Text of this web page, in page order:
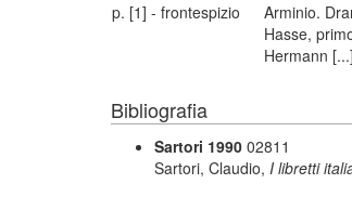
p. [1] - frontespizio
Arminio.
Hasse,
Hermann
Bibliografia
Sartori 1990 02811
Sartori, Claudio, I libretti